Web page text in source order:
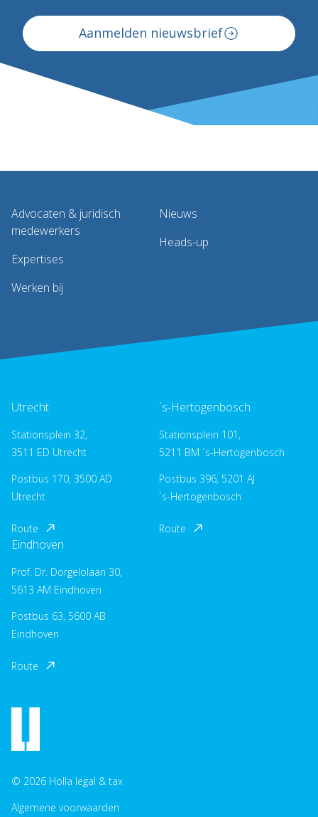
Aanmelden nieuwsbrief
Advocaten & juridisch
medewerkers
Expertises
Werken bij
Nieuws
Heads-up
Utrecht
Stationsplein 32,
3511 ED Utrecht
Postbus 170, 3500 AD
Utrecht
Route
´s-Hertogenbosch
Stationsplein 101,
5211 BM ´s-Hertogenbosch
Postbus 396, 5201 AJ
´s-Hertogenbosch
Route
Eindhoven
Prof. Dr. Dorgelolaan 30,
5613 AM Eindhoven
Postbus 63, 5600 AB
Eindhoven
Route
© 2026 Holla legal & tax
Algemene voorwaarden